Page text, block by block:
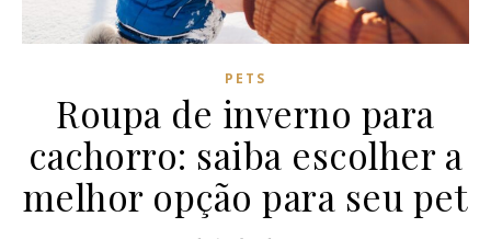
PETS
Roupa de inverno para
cachorro: saiba escolher a
melhor opção para seu pet